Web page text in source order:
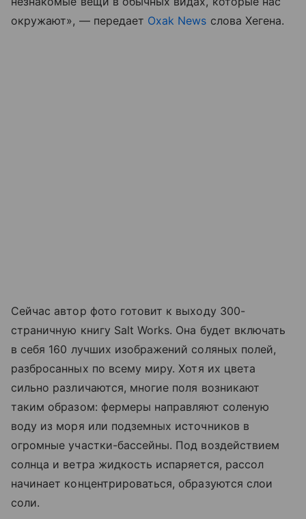
окружают», — передает Oxak News слова Хегена.
Сейчас автор фото готовит к выходу 300-
страничную книгу Salt Works. Она будет включать
в себя 160 лучших изображений соляных полей,
разбросанных по всему миру.Хотя их цвета
сильно различаются, многие поля возникают
таким образом: фермеры направляют соленую
воду из моря или подземных источников в
огромные участки-бассейны. Под воздействием
солнца и ветра жидкость испаряется, рассол
начинает концентрироваться, образуются слои
соли.